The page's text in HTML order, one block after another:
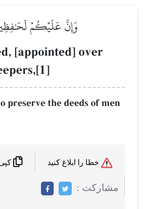
وَإِنَّ عَلَيۡكُمۡ
[appointed] over
preserve the deeds of men
مشاركت :